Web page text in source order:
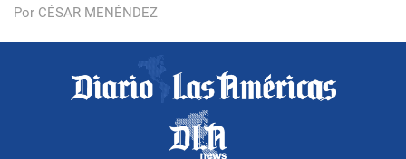
Por CÉSAR MENÉNDEZ